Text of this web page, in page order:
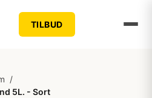
TILBUD
/
5L. - Sort